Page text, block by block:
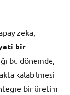
zeka,
bir
bu dönemde,
kalabilmesi
bir üretim